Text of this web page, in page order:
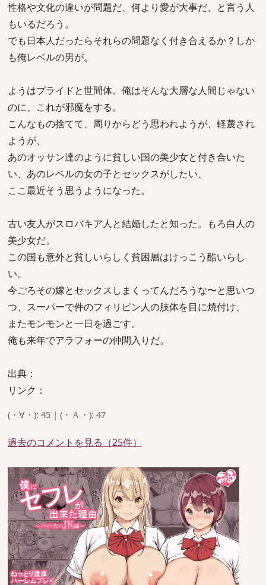
性格や文化の違いが問題だ、何より愛が大事だ、と言う人
もいるだろう。
でも日本人だったらそれらの問題なく付き合えるか？しか
も俺レベルの男が。
ようはプライドと世間体。俺はそんな大層な人間じゃない
のに、これが邪魔をする。
こんなもの捨てて、周りからどう思われようが、軽蔑され
ようが、
あのオッサン達のように貧しい国の美少女と付き合いた
い、あのレベルの女の子とセックスがしたい、
ここ最近そう思うようになった。
古い友人がスロバキア人と結婚したと知った。もろ白人の
美少女だ。
この国も意外と貧しいらしく貧困層はけっこう酷いらし
い。
今ごろその嫁とセックスしまくってんだろうな〜と思いつ
つ、スーパーで件のフィリピン人の肢体を目に焼付け、
またモンモンと一日を過ごす。
俺も来年でアラフォーの仲間入りだ。
出典：
リンク：
(・∀・): 45 | (・Ａ・): 47
過去のコメントを見る（25件）